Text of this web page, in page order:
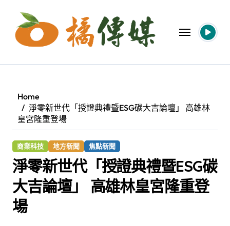
content
Home
淨零新世代「授證典禮暨ESG碳大吉論壇」 高雄林
皇宮隆重登場
商業科技 地方新聞 焦點新聞
淨零新世代「授證典禮暨ESG碳
大吉論壇」 高雄林皇宮隆重登
場